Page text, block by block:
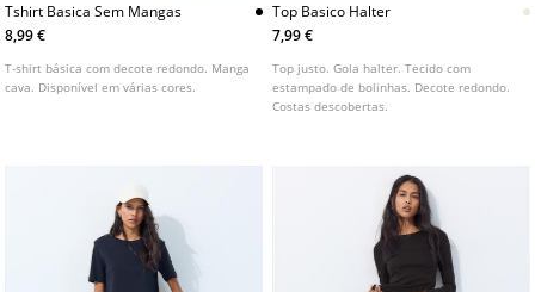
Tshirt Basica Sem Mangas
8,99 €
T-shirt básica com decote redondo. Manga
cava. Disponível em várias cores.
Top Basico Halter
7,99 €
Top justo. Gola halter. Tecido com
estampado de bolinhas. Decote redondo.
Costas descobertas.